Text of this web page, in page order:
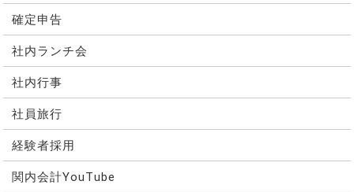
確定申告
社内ランチ会
社内行事
社員旅行
経験者採用
関内会計YouTube